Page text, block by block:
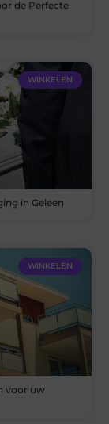
de Perfecte
WINKELEN
in Geleen
WINKELEN
voor uw